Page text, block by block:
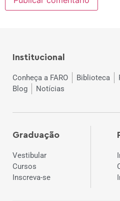
Institucional
Conheça a FARO Biblioteca
Blog
Notícias
Graduação
Vestibular
Cursos
Inscreva-se